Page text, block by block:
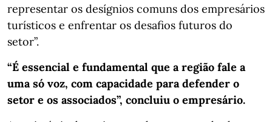
representar os desígnios comuns dos empresários
turísticos e enfrentar os desafios futuros do
setor”.
“É essencial e fundamental que a região fale a
uma só voz, com capacidade para defender o
setor e os associados”, concluiu o empresário.